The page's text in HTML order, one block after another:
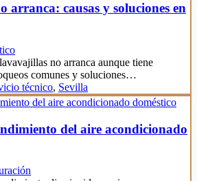
arranca: causas y soluciones en
no arranca aunque tiene
comunes y soluciones…
técnico, Sevilla
del aire acondicionado